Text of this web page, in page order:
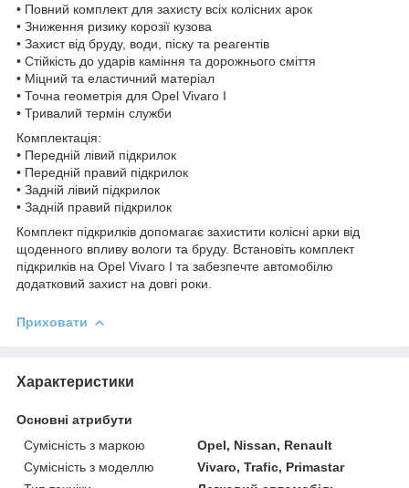
• Повний комплект для захисту всіх колісних арок
• Зниження ризику корозії кузова
• Захист від бруду, води, піску та реагентів
• Стійкість до ударів каміння та дорожнього сміття
• Міцний та еластичний матеріал
• Точна геометрія для Opel Vivaro I
• Тривалий термін служби
Комплектація:
• Передній лівий підкрилок
• Передній правий підкрилок
• Задній лівий підкрилок
• Задній правий підкрилок
Комплект підкрилків допомагає захистити колісні арки від
щоденного впливу вологи та бруду. Встановіть комплект
підкрилків на Opel Vivaro I та забезпечте автомобілю
додатковий захист на довгі роки.
Приховати
Характеристики
Основні атрибути
Сумісність з маркою
Opel, Nissan, Renault
Сумісність з моделлю
Vivaro, Trafic, Primastar